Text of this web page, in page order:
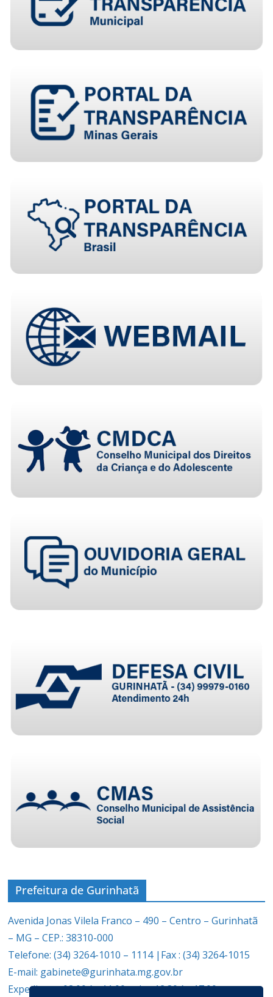
Prefeitura de Gurinhatã
Avenida Jonas Vilela Franco – 490 – Centro – Gurinhatã
– MG – CEP.: 38310-000
Telefone: (34) 3264-1010 – 1114 |Fax : (34) 3264-1015
E-mail: gabinete@gurinhata.mg.gov.br
Expediente: 08:00 às 11:00 e das 12:30 às 17:00